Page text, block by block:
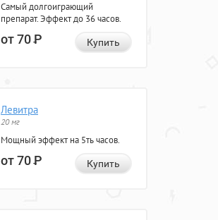
Самый долгоиграющий
препарат. Эффект до 36 часов.
от 70Р Купить
Левитра
20 мг
Мощный эффект на 5ть часов.
от 70Р Купить